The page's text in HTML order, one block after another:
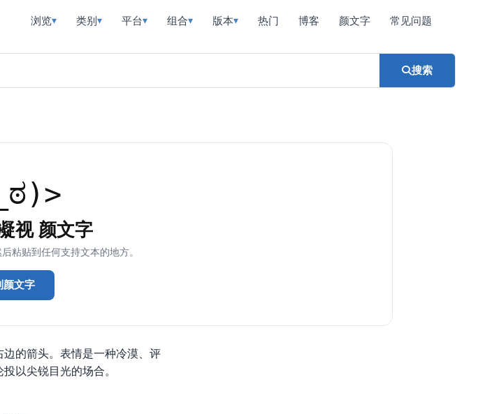
浏览▾ 类别 ▾ 平台▾ 组合▾ 版本▾ 热门 博客 颜文字 常见问题
搜索
视 颜文字
粘贴到任何支持文本的地方。
颜文字
的箭头。表情是一种冷漠、评
以尖锐目光的场合。